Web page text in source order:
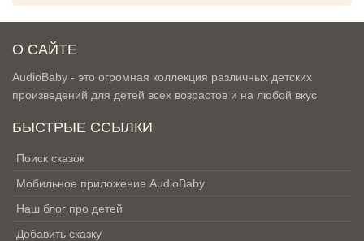
О САЙТЕ
AudioBaby - это огромная коллекция различных детских
произведений для детей всех возрастов и на любой вкус
БЫСТРЫЕ ССЫЛКИ
Поиск сказок
Мобильное приложение AudioBaby
Наш блог про детей
Добавить сказку